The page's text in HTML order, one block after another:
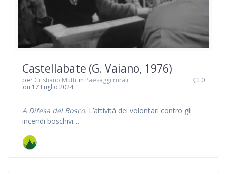
Castellabate (G. Vaiano, 1976)
per Cristiano Mutti in Paesaggi rurali
on 17 Luglio 2024
0
A Difesa del Bosco. L’attività dei volontari contro gli
incendi boschivi…